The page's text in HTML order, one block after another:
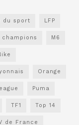
du sport LFP
champions M6
Orange
Puma
TF1 Top 14
de France